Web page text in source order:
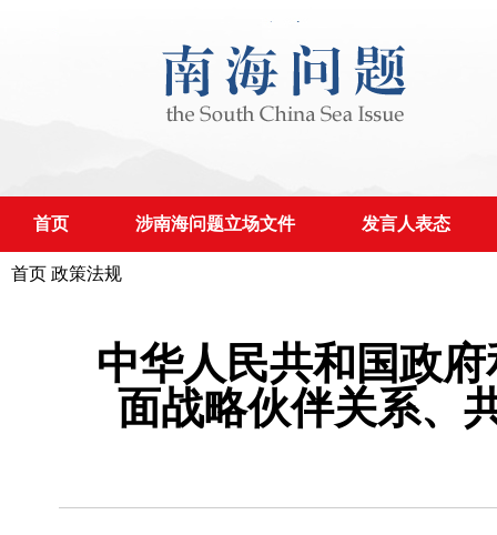
首页 涉南海问题立场文件 发言人表态
首页 政策法规
中华人民共和国政
面战略伙伴关系、